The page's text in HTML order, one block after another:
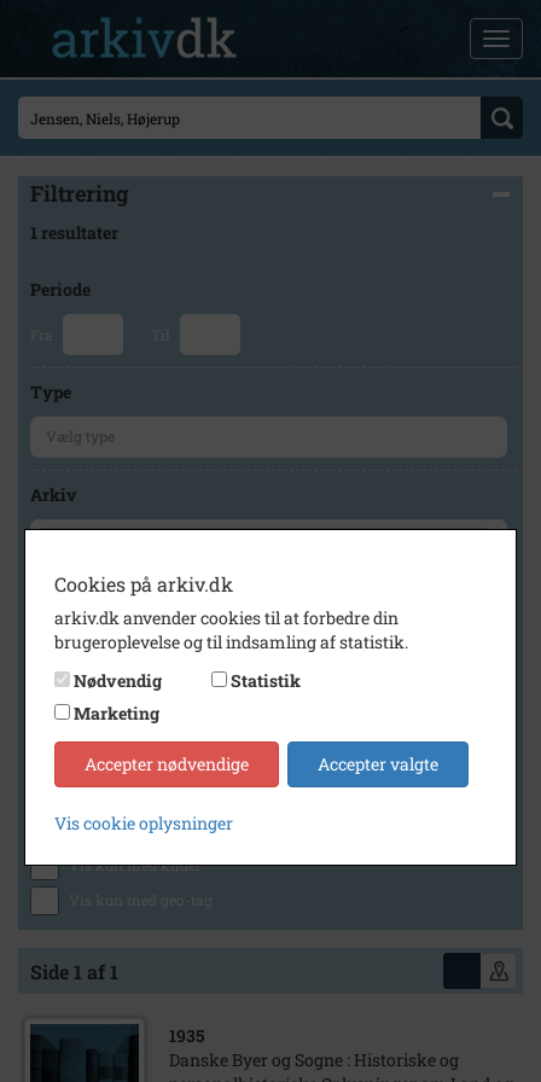
Filtrering
1 resultater
Periode
Fra Til
Type
Arkiv
Geografi
Generelt
Vis kun med billeder
Vis kun med lydklip
Vis kun med kilder
Vis kun med geo-tag
Side 1 af 1
1935
Danske Byer og Sogne : Historiske og
Cookies på arkiv.dk
arkiv.dk anvender cookies til at forbedre din
brugeroplevelse og til indsamling af statistik.
Nødvendig
Statistik
Marketing
Accepter nødvendige Accepter valgte
Vis cookie oplysninger